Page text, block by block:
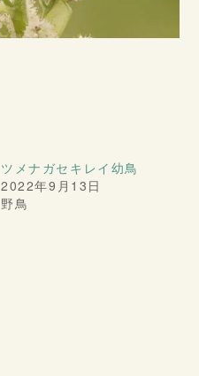
ツメナガセキレイ幼鳥
2022年9月13日
野鳥